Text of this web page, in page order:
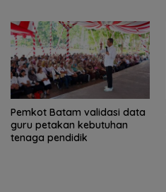
Pemkot Batam validasi data
guru petakan kebutuhan
tenaga pendidik